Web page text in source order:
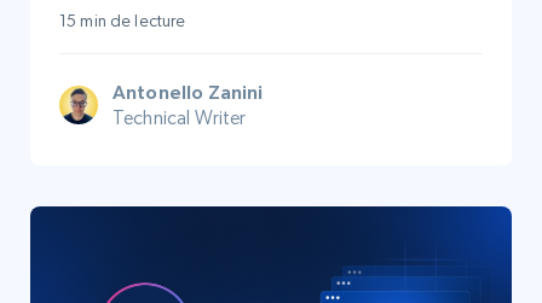
15 min de lecture
Antonello Zanini
Technical Writer